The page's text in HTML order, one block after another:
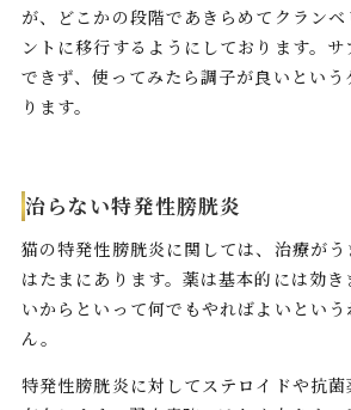
が、どこかの段階であきらめてクランベ
ントに移行するようにしております。
できず、使ってみたら調子が良いという
ります。
治らない特発性膀胱炎
猫の特発性膀胱炎に関しては、治療がう
はたまにあります。薬は基本的には効
いからといって何でもやればよいとい
ん。
特発性膀胱炎に対してステロイドや抗